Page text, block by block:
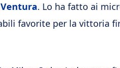
. Lo ha fatto ai
favorite per la vittoria